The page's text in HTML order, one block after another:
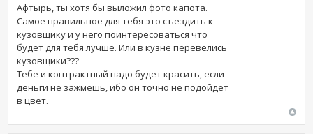
Афтырь, ты хотя бы выложил фото капота.
Самое правильное для тебя это съездить к
кузовщику и у него поинтересоваться что
будет для тебя лучше. Или в кузне перевелись
кузовщики???
Тебе и контрактный надо будет красить, если
деньги не зажмешь, ибо он точно не подойдет
в цвет.